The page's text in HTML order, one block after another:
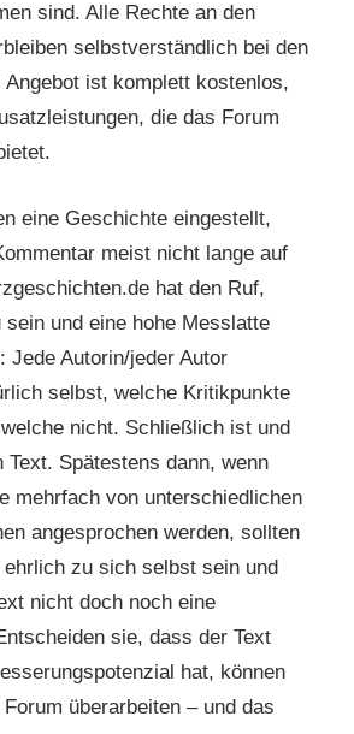
sind. Alle Rechte an den
selbstverständlich bei den
Angebot ist komplett kostenlos,
die das Forum
eine Geschichte eingestellt,
meist nicht lange auf
hat den Ruf,
und eine hohe Messlatte
Jede Autorin/jeder Autor
selbst, welche Kritikpunkte
nicht. Schließlich ist und
Text. Spätestens dann, wenn
mehrfach von unterschiedlichen
angesprochen werden, sollten
ehrlich zu sich selbst sein und
nicht doch noch eine
sie, dass der Text
hat, können
überarbeiten – und das